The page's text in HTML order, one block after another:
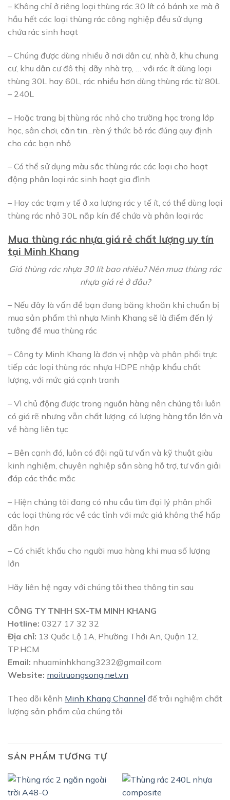
– Không chỉ ở riêng loại thùng rác 30 lít có bánh xe mà ở
hầu hết các loại thùng rác công nghiệp đều sử dụng
chứa rác sinh hoạt
– Chúng được dùng nhiều ở nơi dân cư, nhà ở, khu chung
cư, khu dân cư đô thị, dãy nhà trọ, … với rác ít dùng loại
thùng 30L hay 60L, rác nhiều hơn dùng thùng rác từ 80L
– 240L
– Hoặc trang bị thùng rác nhỏ cho trường học trong lớp
học, sân chơi, căn tin…rèn ý thức bỏ rác đúng quy định
cho các bạn nhỏ
– Có thể sử dụng màu sắc thùng rác các loại cho hoạt
động phân loại rác sinh hoạt gia đình
– Hay các trạm y tế ở xa lượng rác y tế ít, có thể dùng loại
thùng rác nhỏ 30L nắp kín để chứa và phân loại rác
Mua thùng rác nhựa giá rẻ chất lượng uy tín
tại Minh Khang
Giá thùng rác nhựa 30 lít bao nhiêu? Nên mua thùng rác
nhựa giá rẻ ở đâu?
– Nếu đây là vấn đề bạn đang băng khoăn khi chuẩn bị
mua sản phẩm thì nhựa Minh Khang sẽ là điểm đến lý
tưởng để mua thùng rác
– Công ty Minh Khang là đơn vị nhập và phân phối trực
tiếp các loại thùng rác nhựa HDPE nhập khẩu chất
lượng, với mức giá cạnh tranh
– Vì chủ động được trong nguồn hàng nên chúng tôi luôn
có giá rẽ nhưng vẫn chất lượng, có lượng hàng tồn lớn và
về hàng liên tục
– Bên cạnh đó, luôn có đội ngũ tư vấn và kỹ thuật giàu
kinh nghiệm, chuyên nghiệp sẵn sàng hỗ trợ, tư vấn giải
đáp các thắc mắc
– Hiện chúng tôi đang có nhu cầu tìm đại lý phân phối
các loại thùng rác về các tỉnh với mức giá không thể hấp
dẫn hơn
– Có chiết khấu cho người mua hàng khi mua số lượng
lớn
Hãy liên hệ ngay với chúng tôi theo thông tin sau
CÔNG TY TNHH SX-TM MINH KHANG
Hotline: 0327 17 32 32
Địa chỉ: 13 Quốc Lộ 1A, Phường Thới An, Quận 12,
TP.HCM
Email: nhuaminhkhang3232@gmail.com
Website: moitruongsong.net.vn
Theo dõi kênh Minh Khang Channel để trải nghiệm chất
lượng sản phẩm của chúng tôi
SẢN PHẨM TƯƠNG TỰ